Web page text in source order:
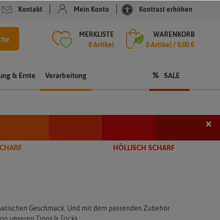
Kontakt Mein Konto Kontrast erhöhen
MERKLISTE
0 Artikel
WARENKORB
0Artikel /0,00 €
& Ernte Verarbeitung SALE
HÖLLISCH SCHARF
×
Geschmack. Und mit dem passenden Zubehör
unseren Tipps & Tricks.